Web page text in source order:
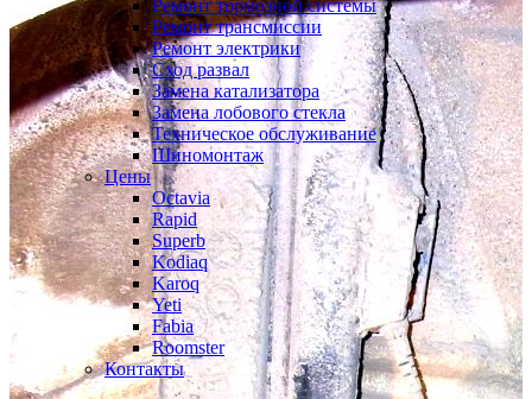
Ремонт тормозной системы
Ремонт трансмиссии
Ремонт электрики
Сход развал
Замена катализатора
Замена лобового стекла
Техническое обслуживание
Шиномонтаж
Цены
Octavia
Rapid
Superb
Kodiaq
Karoq
Yeti
Fabia
Roomster
Контакты